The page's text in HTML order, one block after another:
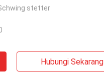
stetter
Hubungi Sekarang